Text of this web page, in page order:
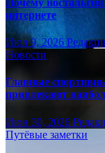
интернете
Июл 9, 2026
Новости
Главные
привлекают
Июн 30, 2026
Путёвые заметки